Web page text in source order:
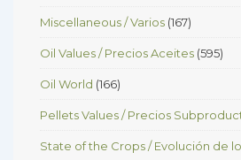
Miscellaneous / Varios (167)
Oil Values / Precios Aceites (595)
Oil World (166)
Pellets Values / Precios
State of the Crops / Evolución de